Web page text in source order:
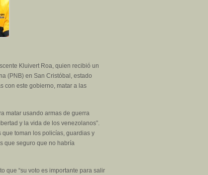
Kluivert Roa, quien recibió un
(PNB) en San Cristóbal, estado
con este gobierno, matar a las
matar usando armas de guerra
y la vida de los venezolanos”.
toman los policías, guardias y
que seguro que no habría
que “su voto es importante para salir